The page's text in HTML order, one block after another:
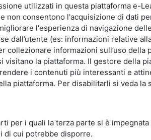
utilizzati in questa piattaforma e-
non consentono l'acquisizione di dati
l'esperienza di navigazione
dall’utente (es: informazioni relative
collezionare informazioni sull’uso
la piattaforma. Il gestore della
i contenuti più interessanti e
piattaforma. Per disabilitarli si veda la
per i quali la terza parte si è
di cui potrebbe disporre.